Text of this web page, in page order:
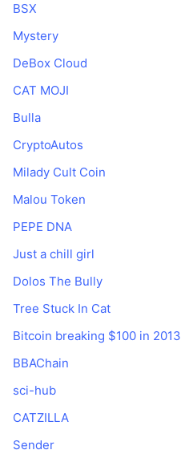
BSX
Mystery
DeBox Cloud
CAT MOJI
Bulla
CryptoAutos
Milady Cult Coin
Malou Token
PEPE DNA
Just a chill girl
Dolos The Bully
Tree Stuck In Cat
Bitcoin breaking $100 in 2013
BBAChain
sci-hub
CATZILLA
Sender